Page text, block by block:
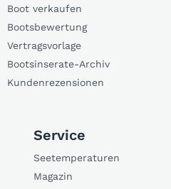
Boot verkaufen
Bootsbewertung
Vertragsvorlage
Bootsinserate-Archiv
Kundenrezensionen
Service
Seetemperaturen
Magazin